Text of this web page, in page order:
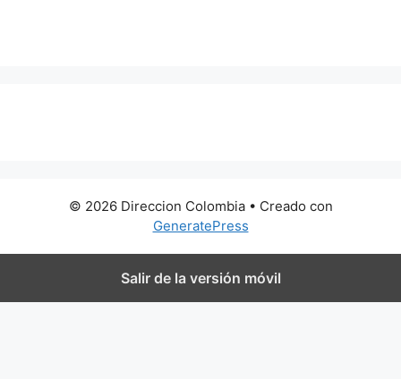
© 2026 Direccion Colombia• Creado con
GeneratePress
Salir de la versión móvil